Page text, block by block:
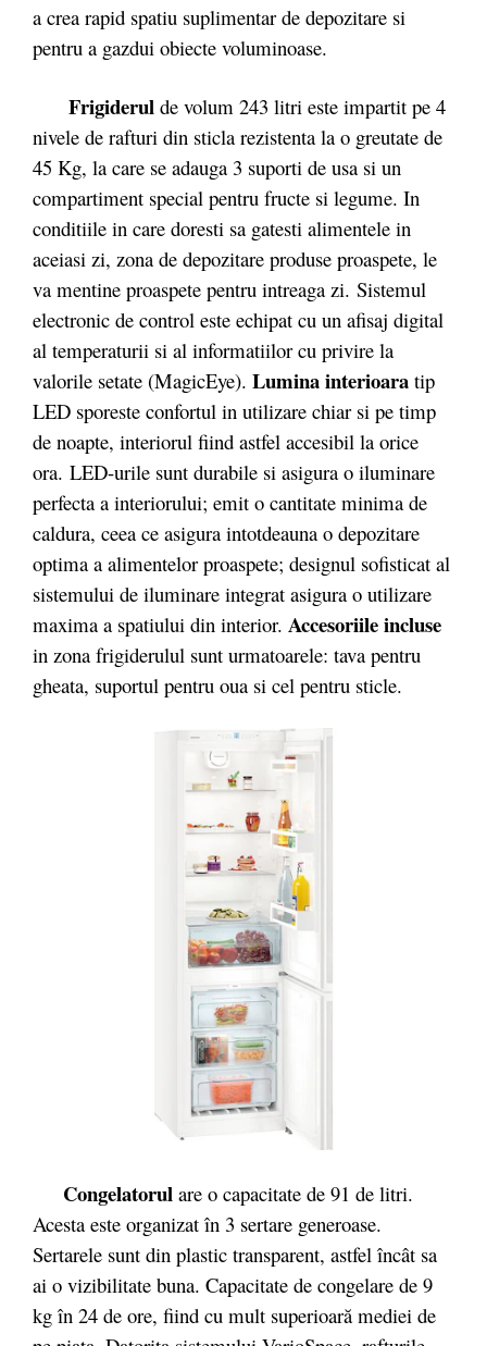
a crea rapid spatiu suplimentar de depozitare si
pentru a gazdui obiecte voluminoase.
Frigiderul de volum 243 litri este impartit pe 4
nivele de rafturi din sticla rezistenta la o greutate de
45 Kg, la care se adauga 3 suporti de usa si un
compartiment special pentru fructe si legume. In
conditiile in care doresti sa gatesti alimentele in
aceiasi zi, zona de depozitare produse proaspete, le
va mentine proaspete pentru intreaga zi. Sistemul
electronic de control este echipat cu un afisaj digital
al temperaturii si al informatiilor cu privire la
valorile setate (MagicEye). Lumina interioara tip
LED sporeste confortul in utilizare chiar si pe timp
de noapte, interiorul fiind astfel accesibil la orice
ora. LED-urile sunt durabile si asigura o iluminare
perfecta a interiorului; emit o cantitate minima de
caldura, ceea ce asigura intotdeauna o depozitare
optima a alimentelor proaspete; designul sofisticat al
sistemului de iluminare integrat asigura o utilizare
maxima a spatiului din interior. Accesoriile incluse
in zona frigiderulul sunt urmatoarele: tava pentru
gheata, suportul pentru oua si cel pentru sticle.
Congelatorul are o capacitate de 91 de litri.
Acesta este organizat în 3 sertare generoase.
Sertarele sunt din plastic transparent, astfel încât sa
ai o vizibilitate buna. Capacitate de congelare de 9
kg în 24 de ore, fiind cu mult superioară mediei de